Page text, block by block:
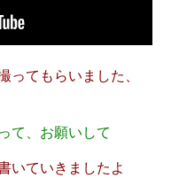
ってもらいました、
て、お願いして
いていきましたよ